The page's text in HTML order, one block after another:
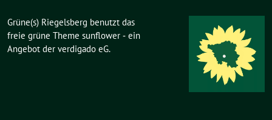
Grüne(s) Riegelsberg benutzt das
freie grüne Theme sunflower ‐ ein
Angebot der verdigado eG.